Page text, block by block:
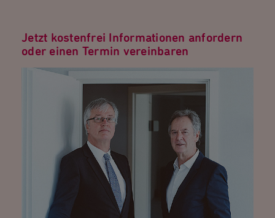
Jetzt kostenfrei Informationen anfordern
oder einen Termin vereinbaren